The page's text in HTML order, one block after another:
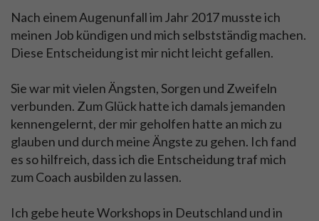
Nach einem Augenunfall im Jahr 2017 musste ich
meinen Job kündigen und mich selbstständig machen.
Diese Entscheidung ist mir nicht leicht gefallen.
Sie war mit vielen Ängsten, Sorgen und Zweifeln
verbunden. Zum Glück hatte ich damals jemanden
kennengelernt, der mir geholfen hatte an mich zu
glauben und durch meine Ängste zu gehen. Ich fand
es so hilfreich, dass ich die Entscheidung traf mich
zum Coach ausbilden zu lassen.
Ich gebe heute Workshops in Deutschland und in